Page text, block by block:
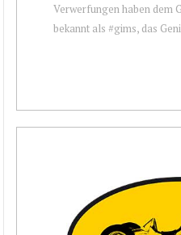
Verwerfungen haben dem
bekannt als #gims, das